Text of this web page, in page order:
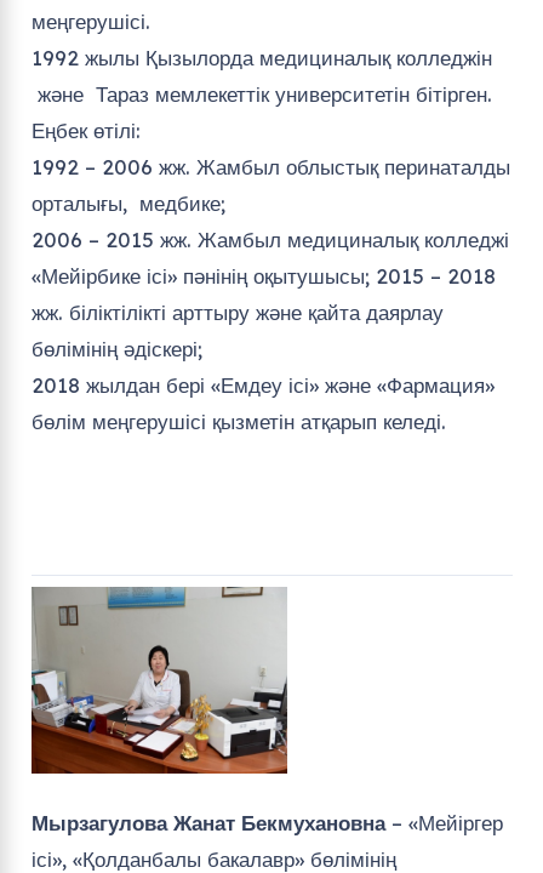
меңгерушісі.
1992 жылы Қызылорда медициналық колледжін
және Тараз мемлекеттік университетін бітірген.
Еңбек өтілі:
1992 – 2006 жж. Жамбыл облыстық перинаталды
орталығы, медбике;
2006 – 2015 жж. Жамбыл медициналық колледжі
«Мейірбике ісі» пәнінің оқытушысы; 2015 – 2018
жж. біліктілікті арттыру және қайта даярлау
бөлімінің әдіскері;
2018 жылдан бері «Емдеу ісі» және «Фармация»
бөлім меңгерушісі қызметін атқарып келеді.
Мырзагулова Жанат Бекмухановна– «Мейіргер
ісі», «Қолданбалы бакалавр» бөлімінің